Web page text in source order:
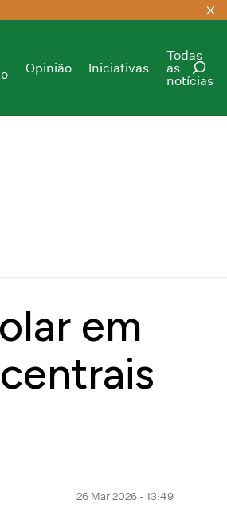
Opinião Iniciativas
Todas
as
notícias
em
26 Mar 2026 - 13:49